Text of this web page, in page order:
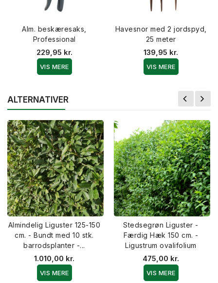
Alm. beskæresaks,
Professional
229,95 kr.
VIS MERE
Havesnor med 2 jordspyd,
25 meter
139,95 kr.
VIS MERE
ALTERNATIVER
Almindelig Liguster 125-150
cm. - Bundt med 10 stk.
barrodsplanter -...
1.010,00 kr.
VIS MERE
Stedsegrøn Liguster -
Færdig Hæk 150 cm. -
Ligustrum ovalifolium
475,00 kr.
VIS MERE